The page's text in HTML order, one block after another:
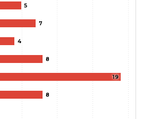
5
7
4
8
19
8